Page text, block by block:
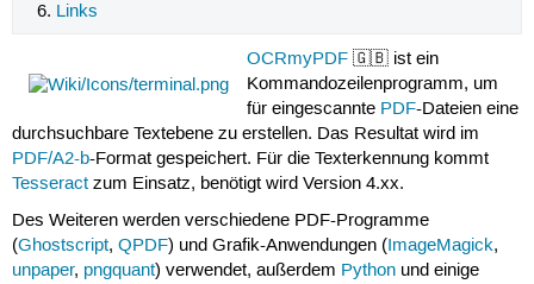
Links
OCRmyPDF 🇬🇧 ist ein
Kommandozeilenprogramm, um
für eingescannte PDF-Dateien eine
durchsuchbare Textebene zu erstellen. Das Resultat wird im
PDF/A2-b-Format gespeichert. Für die Texterkennung kommt
Tesseractzum Einsatz, benötigt wird Version 4.xx.
Des Weiteren werden verschiedene PDF-Programme
(Ghostscript, QPDF) und Grafik-Anwendungen (ImageMagick,
unpaper, pngquant) verwendet, außerdem Pythonund einige